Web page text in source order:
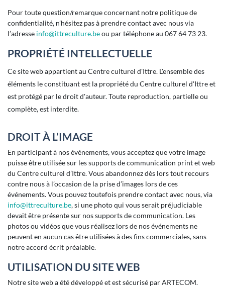
Pour toute question/remarque concernant notre politique de
confidentialité, n’hésitez pas à prendre contact avec nous via
l’adresse info@ittreculture.beou par téléphone au 067 64 73 23.
PROPRIÉTÉ INTELLECTUELLE
Ce site web appartient au Centre culturel d'Ittre. L'ensemble des
éléments le constituant est la propriété du Centre culturel d'Ittre et
est protégé par le droit d'auteur. Toute reproduction, partielle ou
complète, est interdite.
DROIT À L’IMAGE
En participant à nos événements, vous acceptez que votre image
puisse être utilisée sur les supports de communication print et web
du Centre culturel d’Ittre. Vous abandonnez dès lors tout recours
contre nous à l’occasion de la prise d’images lors de ces
événements. Vous pouvez toutefois prendre contact avec nous, via
info@ittreculture.be, si une photo qui vous serait préjudiciable
devait être présente sur nos supports de communication. Les
photos ou vidéos que vous réalisez lors de nos événements ne
peuvent en aucun cas être utilisées à des fins commerciales, sans
notre accord écrit préalable.
UTILISATION DU SITE WEB
Notre site web a été développé et est sécurisé par ARTECOM.